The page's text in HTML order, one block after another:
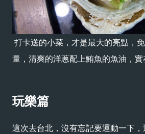
打卡送的小菜，才是最大的亮點，
量，清爽的洋蔥配上鮪魚的魚油，實
玩樂篇
這次去台北，沒有忘記要運動一下